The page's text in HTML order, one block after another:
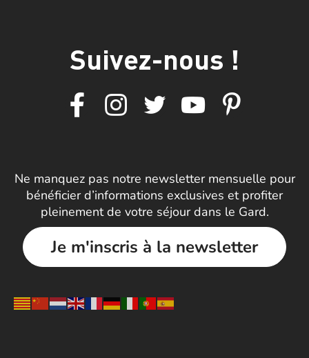
Suivez-nous !
Ne manquez pas notre newsletter mensuelle pour
bénéficier d’informations exclusives et profiter
pleinement de votre séjour dans le Gard.
Je m'inscris à la newsletter